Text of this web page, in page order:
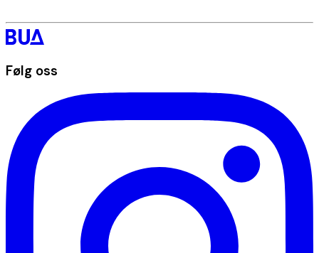
Følg oss